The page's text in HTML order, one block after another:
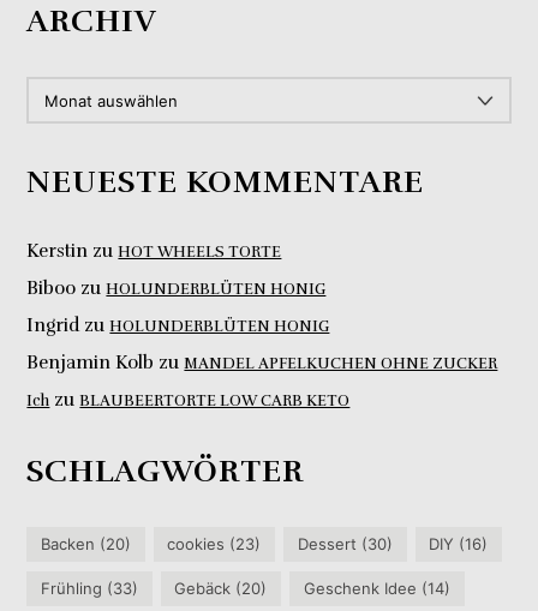
ARCHIV
NEUESTE KOMMENTARE
Kerstin zuHOT WHEELS TORTE
Biboo zuHOLUNDERBLÜTEN HONIG
IngridzuHOLUNDERBLÜTEN HONIG
Benjamin Kolb zuMANDEL APFELKUCHEN OHNE ZUCKER
Ich zuBLAUBEERTORTE LOW CARB KETO
SCHLAGWÖRTER
Backen (20) cookies (23) Dessert (30) DIY (16)
Frühling (33) Gebäck (20) Geschenk Idee (14)